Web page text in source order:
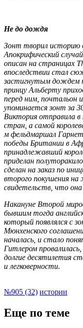
Не до дождя
Зонт творил историю
Апокрифический
описан на страницах
впоследствии стал
застигнутым дождем
принцу Альберту
перед ним, почтальон
упоминается зонт за
Виктория отправила в
стран, а самой
м фельдмаршал Гарнет
победы Британии в
принадлежавший
приделан
сделан на заказ по
второго покушения на
свидетельств, что
Накануне Второй
бывшим тогда
который появлялся с
Мюнхенского
началась, и стало
Гитлером
долгие десятилетия
и легковерности.
№905 (32) истории
Еще по теме